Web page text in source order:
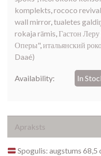
komplekts,rococo
wall mirror,tualetes
rokaja rāmis, Гастон
Оперы",итальянский
Daaé)
Availability: In
Apraksts
Spogulis: augstums